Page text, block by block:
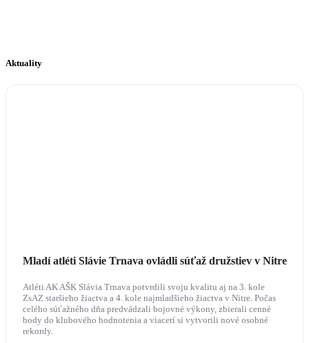
Aktuality
Mladí atléti Slávie Trnava ovládli súťaž družstiev v Nitre
Atléti AK AŠK Slávia Trnava potvrdili svoju kvalitu aj na 3. kole
ZsAZ staršieho žiactva a 4. kole najmladšieho žiactva v Nitre. Počas
celého súťažného dňa predvádzali bojovné výkony, zbierali cenné
body do klubového hodnotenia a viacerí si vytvorili nové osobné
rekordy.